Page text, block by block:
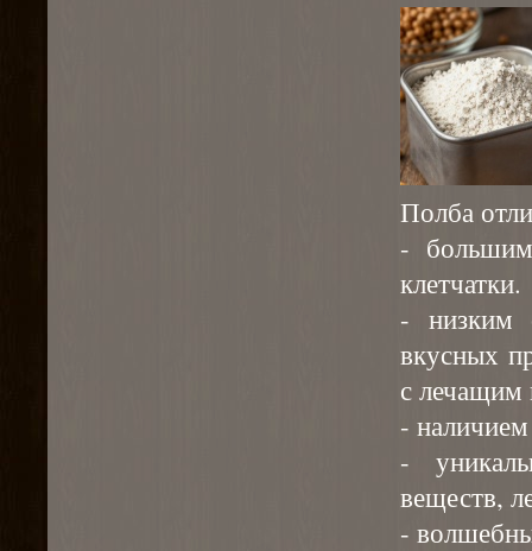
Полба
-
клетчатки.
- низким
вкусных
с лечащим
-
-
веществ,
-